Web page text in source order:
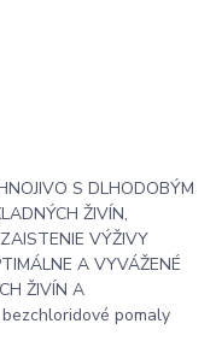
S DLHODOBÝM
ŽIVÍN,
VÝŽIVY
A VYVÁŽENÉ
ŽIVÍN A
bezchloridové pomaly